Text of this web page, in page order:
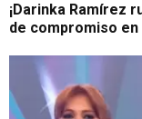
¡Darinka Ramírez
de compromiso en